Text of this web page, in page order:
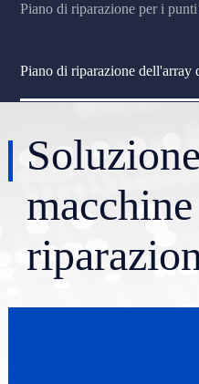
Piano di riparazione per i
Piano di riparazione dell'array